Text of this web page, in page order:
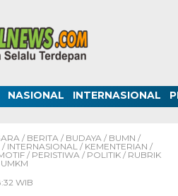
NASIONAL INTERNASIONAL
/ BERITA / BUDAYA / BUMN /
/ INTERNASIONAL / KEMENTERIAN /
/ PERISTIWA / POLITIK / RUBRIK
UMKM
WIB